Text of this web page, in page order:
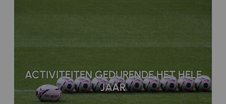
ACTIVITEITEN GEDURENDE HET HELE
JAAR